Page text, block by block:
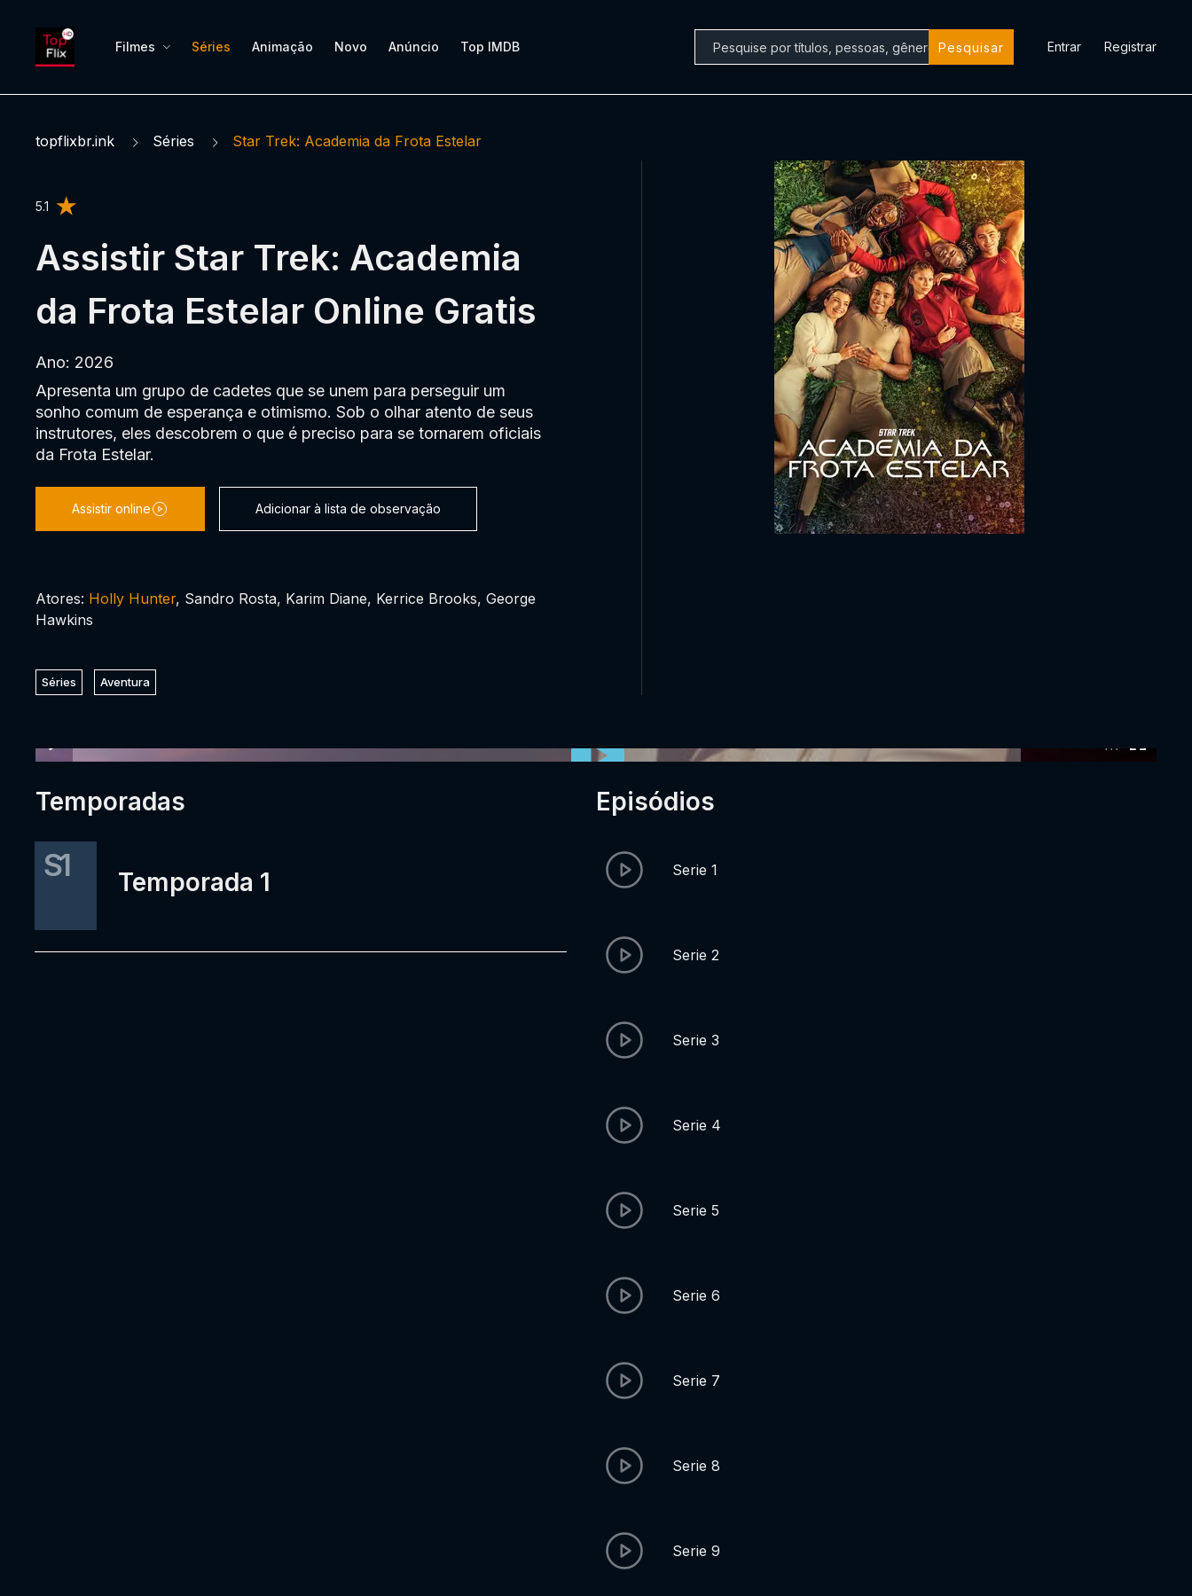
Filmes Séries Animação Novo Anúncio Top IMDB Pesquisar Entrar Registrar
topflixbr.ink Séries Star Trek: Academia da Frota Estelar
5.1
Assistir Star Trek: Academia
da Frota Estelar Online Gratis
Ano: 2026
Apresenta um grupo de cadetes que se unem para perseguir um
sonho comum de esperança e otimismo. Sob o olhar atento de seus
instrutores, eles descobrem o que é preciso para se tornarem oficiais
da Frota Estelar.
Assistir online Adicionar à lista de observação
Atores: Holly Hunter, Sandro Rosta, Karim Diane, Kerrice Brooks, George
Hawkins
Séries Aventura
Temporadas
S1 Temporada 1
Episódios
Serie 1
Serie 2
Serie 3
Serie 4
Serie 5
Serie 6
Serie 7
Serie 8
Serie 9